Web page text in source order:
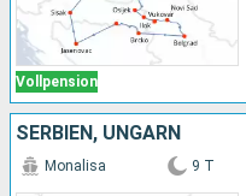
Vollpension
SERBIEN, UNGARN
Monalisa 9 T